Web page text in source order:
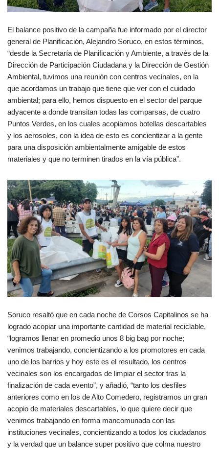
El balance positivo de la campaña fue informado por el director
general de Planificación, Alejandro Soruco, en estos términos,
“desde la Secretaría de Planificación y Ambiente, a través de la
Dirección de Participación Ciudadana y la Dirección de Gestión
Ambiental, tuvimos una reunión con centros vecinales, en la
que acordamos un trabajo que tiene que ver con el cuidado
ambiental; para ello, hemos dispuesto en el sector del parque
adyacente a donde transitan todas las comparsas, de cuatro
Puntos Verdes, en los cuales acopiamos botellas descartables
y los aerosoles, con la idea de esto es concientizar a la gente
para una disposición ambientalmente amigable de estos
materiales y que no terminen tirados en la vía pública”.
Soruco resaltó que en cada noche de Corsos Capitalinos se ha
logrado acopiar una importante cantidad de material reciclable,
“logramos llenar en promedio unos 8 big bag por noche;
venimos trabajando, concientizando a los promotores en cada
uno de los barrios y hoy este es el resultado, los centros
vecinales son los encargados de limpiar el sector tras la
finalización de cada evento”, y añadió, “tanto los desfiles
anteriores como en los de Alto Comedero, registramos un gran
acopio de materiales descartables, lo que quiere decir que
venimos trabajando en forma mancomunada con las
instituciones vecinales, concientizando a todos los ciudadanos
y la verdad que un balance super positivo que colma nuestro